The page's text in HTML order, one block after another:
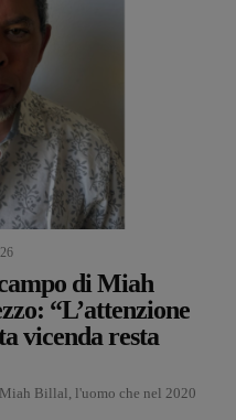
di Miah
“L’attenzione
vicenda resta
Billal, l'uomo che nel 2020